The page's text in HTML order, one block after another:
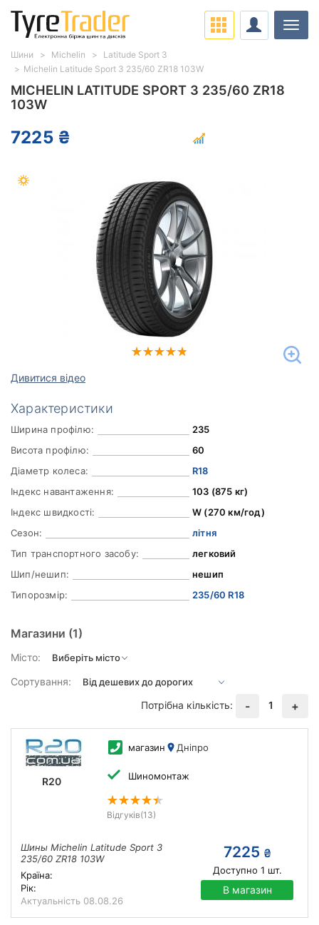
MICHELIN LATITUDE SPORT 3 235/60 ZR18
103W
7225 ₴
Дивитися відео
Характеристики
Ширина профілю:
235
Висота профілю:
60
Діаметр колеса:
R18
Індекс навантаження:
103 (875 кг)
Індекс швидкості:
W (270 км/год)
Сезон:
літня
Тип транспортного засобу:
легковий
Шип/нешип:
нешип
Типорозмір:
235/60 R18
Магазини (1)
Місто:
Сортування:
Потрібна кількість:
- 1 +
R20
магазин Дніпро
Шиномонтаж
Відгуків(13)
Шины Michelin Latitude Sport 3
235/60 ZR18 103W
Країна:
Рік:
Актуальність 08.08.26
7225 ₴
Доступно 1 шт.
В магазин
Шини Michelin
Latitude Sport 3
Michelin Latitude Sport 3 235/60 ZR18 103W